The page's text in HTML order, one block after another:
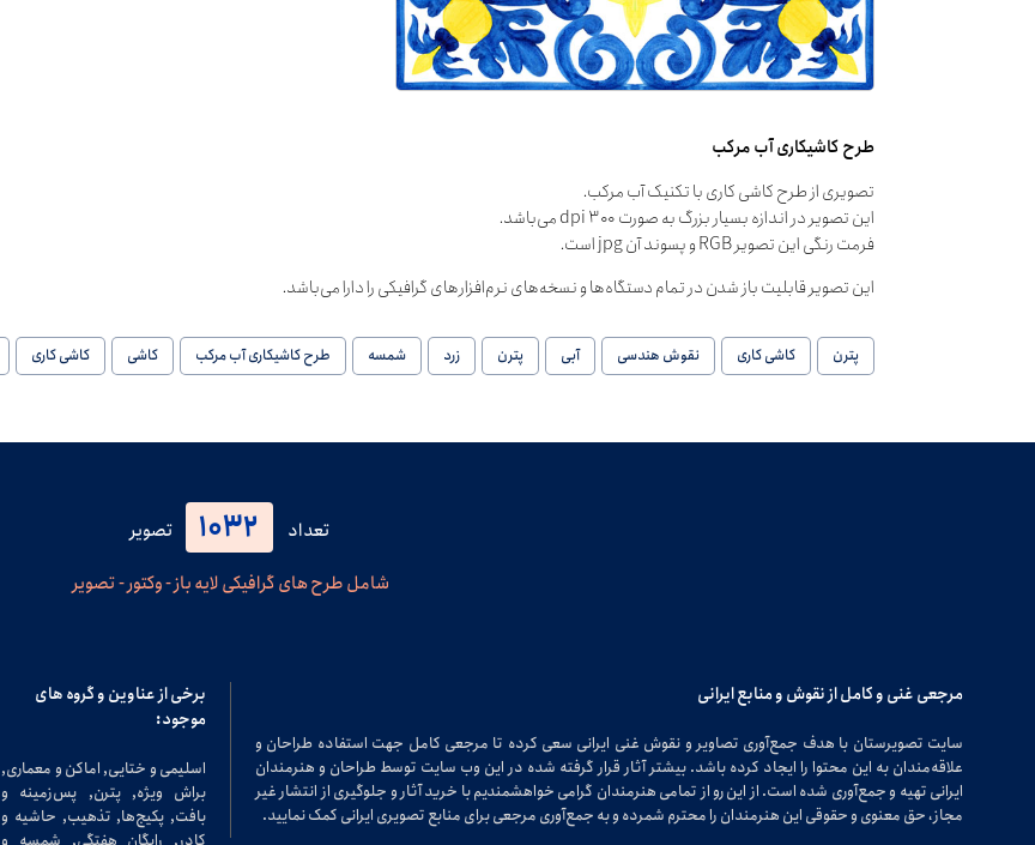
طرح کاشیکاری آب مرکب
تصویری از طرح کاشی کاری با تکنیک آب مرکب.
این تصویر در اندازه بسیار بزرگ به صورت dpi ۳۰۰ می‌باشد.
فرمت رنگی این تصویر RGB و پسوند آن jpg است.
این تصویر قابلیت باز شدن در تمام دستگاه‌ها و نسخه‌های نرم‌افزارهای گرافیکی را دارا می‌باشد.
پترن کاشی کاری نقوش هندسی آبی پترن زرد شمسه طرح کاشیکاری آب مرکب کاشی کاشی کاری
تعداد 1032
تصویر
شامل طرح های گرافیکی لایه باز - وکتور - تصویر
مرجعی غنی و کامل از نقوش و منابع ایرانی
سایت تصویرستان با هدف جمع‌آوری تصاویر و نقوش غنی ایرانی سعی کرده تا مرجعی کامل جهت استفاده طراحان و
علاقه‌مندان به این محتوا را ایجاد کرده باشد. بیشتر آثار قرار گرفته شده در این وب سایت توسط طراحان و هنرمندان
ایرانی تهیه و جمع‌آوری شده است. از این رو از تمامی هنرمندان گرامی خواهشمندیم با خرید آثار و جلوگیری از انتشار غیر
مجاز، حق معنوی و حقوقی این هنرمندان را محترم شمرده و به جمع‌آوری مرجعی برای منابع تصویری ایرانی کمک نمایید.
برخی از عناوین و گروه های
موجود:
اسلیمی و ختایی, اماکن و معماری,
براش ویژه, پترن, پس‌زمینه و
بافت, پکیج‌ها, تذهیب, حاشیه و